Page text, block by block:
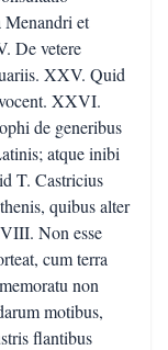
Menandri et
De vetere
XXV. Quid
XXVI.
de generibus
atque inibi
T. Castricius
quibus alter
Non esse
cum terra
non
motibus,
flantibus